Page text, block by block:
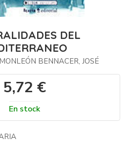
DEL
MONLEÓN BENNACER, JOSÉ
5,72 €
En stock